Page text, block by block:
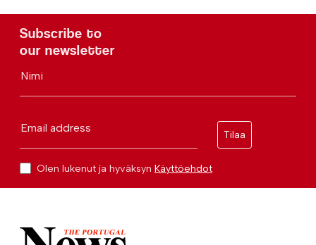
Subscribe to
our newsletter
Nimi
Email address
Tilaa
Olen lukenut ja hyväksyn Käyttöehdot